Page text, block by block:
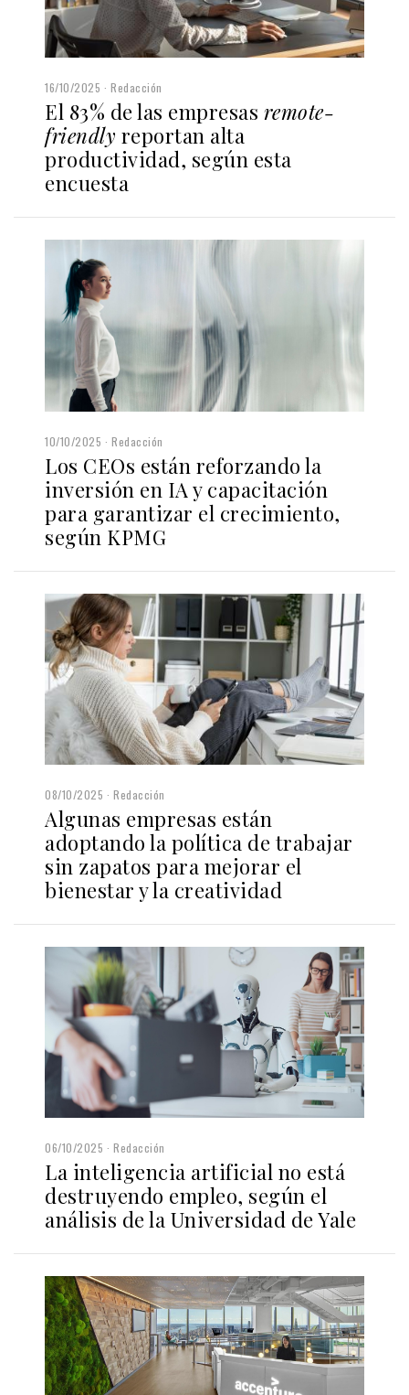
16/10/2025 Redacción
El 83% de las empresas remote-
friendly reportan alta
productividad, según esta
encuesta
10/10/2025 Redacción
Los CEOs están reforzando la
inversión en IA y capacitación
para garantizar el crecimiento,
según KPMG
08/10/2025 Redacción
Algunas empresas están
adoptando la política de trabajar
sin zapatos para mejorar el
bienestar y la creatividad
06/10/2025 Redacción
La inteligencia artificial no está
destruyendo empleo, según el
análisis de la Universidad de Yale